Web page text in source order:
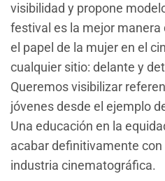
visibilidad y propone
festival es la mejor manera
el papel de la mujer en el
cualquier sitio: delante y
Queremos visibilizar
jóvenes desde el ejemplo
Una educación en la
acabar definitivamente
industria cinematográfica.